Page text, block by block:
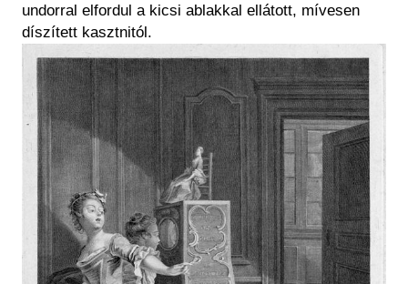
undorral elfordul a kicsi ablakkal ellátott, mívesen
díszített kasztnitól.